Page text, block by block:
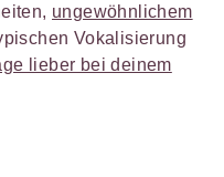
ungewöhnlichem
Vokalisierung
lieber bei deinem